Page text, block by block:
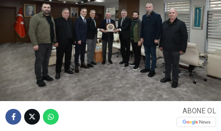
ABONE OL